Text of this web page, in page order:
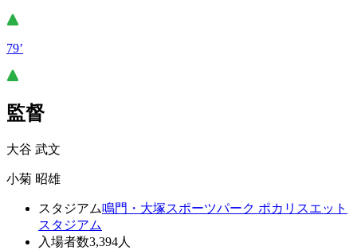
79’
監督
大谷 武文
小菊 昭雄
スタジアム鳴門・大塚スポーツパーク ポカリスエット
スタジアム
入場者数3,394人